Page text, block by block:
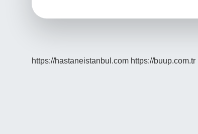
https://hastaneistanbul.com https://buup.com.tr